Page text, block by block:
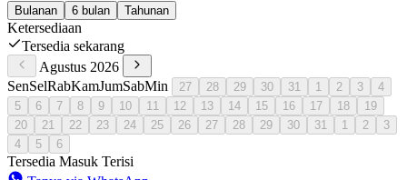
Bulanan 6 bulan Tahunan
Ketersediaan
Tersedia sekarang
Agustus 2026
SenSelRabKamJumSabMin 27 28 29 30 31 1 2 3
4
5
6 7 8 9 10 11 12 13 14 15 16 17 18
19
20
21 22 23 24 25 26 27 28 29 30 31 1 2
3
4
5 6
Tersedia Masuk Terisi